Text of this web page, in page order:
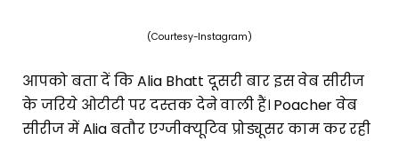
(Courtesy-Instagram)
आपको बता दें कि Alia Bhatt दूसरी बार इस वेब सीरीज
के जरिये ओटीटी पर दस्तक देने वाली हैं। Poacher वेब
सीरीज में Alia बतौर एग्जीक्यूटिव प्रोड्यूसर काम कर रही